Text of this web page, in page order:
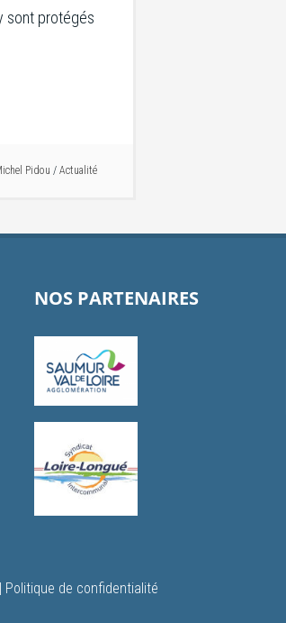
sont protégés
Pidou / Actualité
NOS PARTENAIRES
Politique de confidentialité